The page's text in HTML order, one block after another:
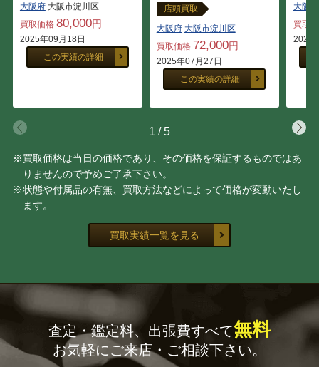
大阪府大阪市淀川区
買取価格 80,000円
2025年09月18日
この実績の詳細
店頭買取
大阪府 大阪市淀川区
買取価格 72,000円
2025年07月27日
この実績の詳細
大阪府
買取
2024
1 /5
※買取価格は当日の価格であり、その価格を保証するものではあ
りませんので予めご了承下さい。
※状態や付属品の有無、買取方法などによって価格が変動いたし
ます。
買取実績一覧を見る
査定・鑑定料、出張費すべて無料
お気軽にご来店・ご相談下さい。